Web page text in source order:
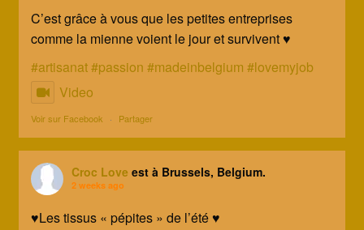
C’est grâce à vous que les petites entreprises
comme la mienne voient le jour et survivent ♥️
#artisanat#passion #madeinbelgium #lovemyjob
Video
Voir sur Facebook · Partager
Croc Love est à Brussels, Belgium.
2 weeks ago
♥️Les tissus « pépites » de l’été ♥️